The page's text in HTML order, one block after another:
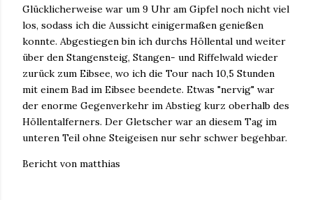
Glücklicherweise war um 9 Uhr am Gipfel noch nicht viel
los, sodass ich die Aussicht einigermaßen genießen
konnte. Abgestiegen bin ich durchs Höllental und weiter
über den Stangensteig, Stangen- und Riffelwald wieder
zurück zum Eibsee, wo ich die Tour nach 10,5 Stunden
mit einem Bad im Eibsee beendete. Etwas "nervig" war
der enorme Gegenverkehr im Abstieg kurz oberhalb des
Höllentalferners. Der Gletscher war an diesem Tag im
unteren Teil ohne Steigeisen nur sehr schwer begehbar.
Bericht von matthias